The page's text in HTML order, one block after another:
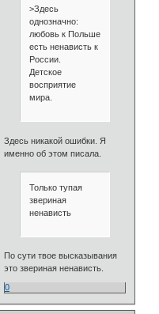
>Здесь
однозначно:
любовь к Польше
есть ненависть к
России.
Детское
восприятие
мира.
Здесь никакой ошибки. Я
именно об этом писала.
Только тупая
звериная
ненависть
По сути твое высказывания
это звериная ненависть.
0